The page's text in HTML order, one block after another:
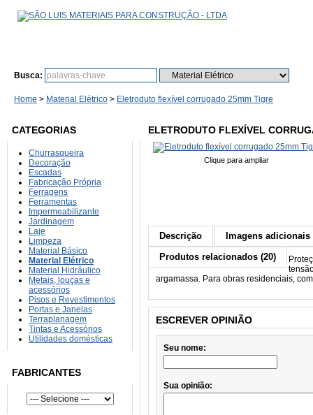
Busca:
Home > Material Elétrico > Eletroduto flexível corrugado 25mm Tigre
CATEGORIAS
Churrasqueira
Decoração
Escadas
Fabricação Própria
Ferragens
Ferramentas
Impermeabilizante
Jardinagem
Laje
Limpeza
Material Básico
Material Elétrico
Material Hidráulico
Metais, louças e
acessórios
Pisos e Revestimentos
Portas e Janelas
Terraplanagem
Tintas e Acessórios
Utilidades domésticas
FABRICANTES
ELETRODUTO FLEXÍVEL
Clique para ampliar
Descrição
Imagens adicionais
Produtos relacionados (20)
argamassa. Para obras residenciais,
ESCREVER OPINIÃO
Seu nome:
Sua opinião: